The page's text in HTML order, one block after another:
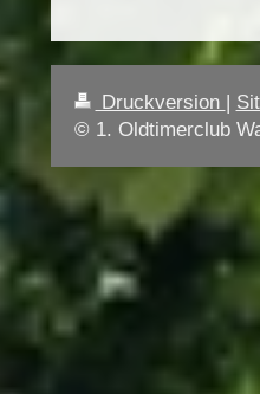
Druckversion |
© 1. Oldtimerclub